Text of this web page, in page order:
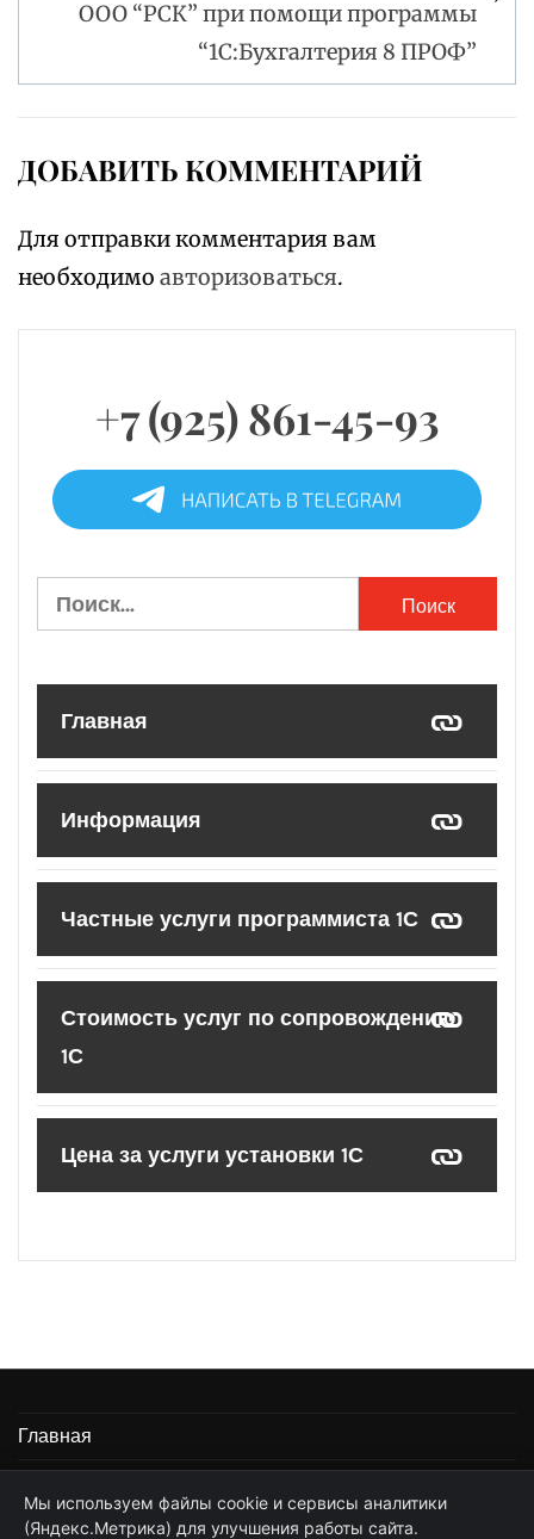
ООО “РСК” при помощи программы
“1С:Бухгалтерия 8 ПРОФ”
ДОБАВИТЬ КОММЕНТАРИЙ
Для отправки комментария вам
необходимо авторизоваться.
+7 (925) 861-45-93
Найти:
Главная
Информация
Частные услуги программиста 1С
Стоимость услуг по сопровождению
1С
Цена за услуги установки 1С
Главная
Частные услуги программиста 1С
Мы используем файлы cookie и сервисы аналитики
(Яндекс.Метрика) для улучшения работы сайта.